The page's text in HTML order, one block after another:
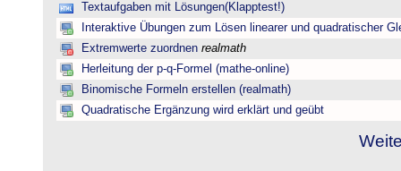
Textaufgaben mit Lösungen(Klapptest!)
Interaktive Übungen zum Lösen linearer und quadratischer
Extremwerte zuordnen realmath
Herleitung der p-q-Formel (mathe-online)
Binomische Formeln erstellen (realmath)
Quadratische Ergänzung wird erklärt und geübt